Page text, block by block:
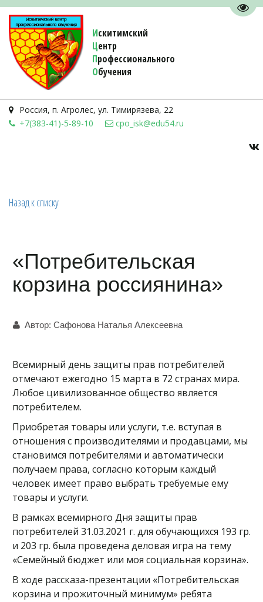
Искитимский
Центр
Профессионального
Обучения
Россия, п. Агролес, ул. Тимирязева, 22
+7(383-41)-5-89-10
cpo_isk@edu54.ru
Назад к списку
«Потребительская
корзина россиянина»
Автор: Сафонова Наталья Алексеевна
Всемирный день защиты прав потребителей
отмечают ежегодно 15 марта в 72 странах мира.
Любое цивилизованное общество является
потребителем.
Приобретая товары или услуги, т.е. вступая в
отношения с производителями и продавцами, мы
становимся потребителями и автоматически
получаем права, согласно которым каждый
человек имеет право выбрать требуемые ему
товары и услуги.
В рамках всемирного Дня защиты прав
потребителей 31.03.2021 г. для обучающихся 193 гр.
и 203 гр. была проведена деловая игра на тему
«Семейный бюджет или моя социальная корзина».
В ходе рассказа-презентации «Потребительская
корзина и прожиточный минимум» ребята